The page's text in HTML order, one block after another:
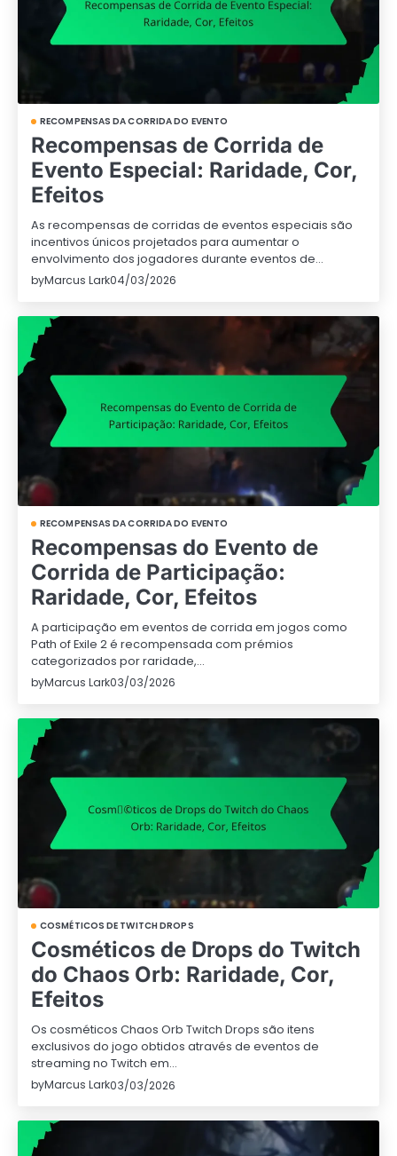
RECOMPENSAS DA CORRIDA DO EVENTO
Recompensas de Corrida de
Evento Especial: Raridade, Cor,
Efeitos
As recompensas de corridas de eventos especiais são
incentivos únicos projetados para aumentar o
envolvimento dos jogadores durante eventos de…
byMarcus Lark04/03/2026
RECOMPENSAS DA CORRIDA DO EVENTO
Recompensas do Evento de
Corrida de Participação:
Raridade, Cor, Efeitos
A participação em eventos de corrida em jogos como
Path of Exile 2 é recompensada com prémios
categorizados por raridade,…
byMarcus Lark03/03/2026
COSMÉTICOS DE TWITCH DROPS
Cosméticos de Drops do Twitch
do Chaos Orb: Raridade, Cor,
Efeitos
Os cosméticos Chaos Orb Twitch Drops são itens
exclusivos do jogo obtidos através de eventos de
streaming no Twitch em…
byMarcus Lark03/03/2026